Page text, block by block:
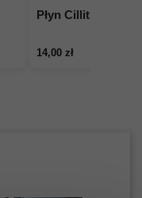
Płyn Cillit Kamień
14,00 zł